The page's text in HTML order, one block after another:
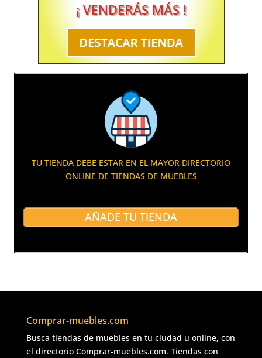
TU TIENDA DEBE ESTAR EN EL MAYOR DIRECTORIO
ONLINE DE TIENDAS DE MUEBLES
AÑADE TU TIENDA
Comprar-muebles.com
Busca tiendas de muebles en tu ciudad u online, con
el directorio Comprar-muebles.com. Tiendas con